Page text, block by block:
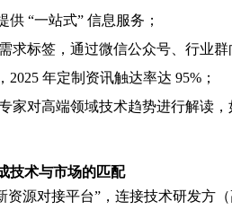
“一站式” 信息服务；
求标签，通过微信公众号、行业
年定制资讯触达率达 95%；
家对高端领域技术趋势进行解读
技术与市场的匹配
资源对接平台”，连接技术研发方